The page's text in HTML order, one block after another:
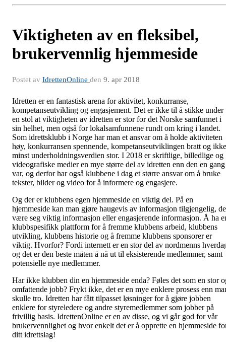
Viktigheten av en fleksibel,
brukervennlig hjemmeside
Postet av IdrettenOnline den 9. apr 2018
Idretten er en fantastisk arena for aktivitet, konkurranse,
kompetanseutvikling og engasjement. Det er ikke til å stikke under
en stol at viktigheten av idretten er stor for det Norske samfunnet i
sin helhet, men også for lokalsamfunnene rundt om kring i landet.
Som idrettsklubb i Norge har man et ansvar om å holde aktiviteten
høy, konkurransen spennende, kompetanseutviklingen bratt og ikke
minst underholdningsverdien stor. I 2018 er skriftlige, billedlige og
videografiske medier en mye større del av idretten enn den en gang
var, og derfor har også klubbene i dag et større ansvar om å bruke
tekster, bilder og video for å informere og engasjere.
Og der er klubbens egen hjemmeside en viktig del. På en
hjemmeside kan man gjøre haugevis av informasjon tilgjengelig,
være seg viktig informasjon eller engasjerende informasjon. Å ha
klubbspesifikk plattform for å fremme klubbens arbeid, klubbens
utvikling, klubbens historie og å fremme klubbens sponsorer er
viktig. Hvorfor? Fordi internett er en stor del av nordmenns
og det er den beste måten å nå ut til eksisterende medlemmer, samt
potensielle nye medlemmer.
Har ikke klubben din en hjemmeside enda? Føles det som en stor
omfattende jobb? Frykt ikke, det er en mye enklere prosess enn
skulle tro. Idretten har fått tilpasset løsninger for å gjøre jobben
enklere for styreledere og andre styremedlemmer som jobber på
frivillig basis. IdrettenOnline er en av disse, og vi går god for vår
brukervennlighet og hvor enkelt det er å opprette en hjemmeside
ditt idrettslag!